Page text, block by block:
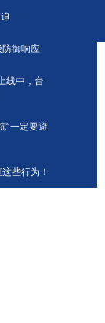
御响应
线中，台
”一定要避
些行为！